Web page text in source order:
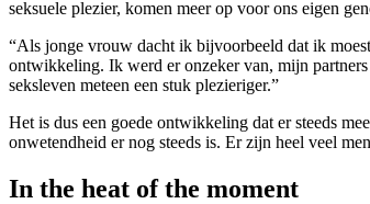
seksuele plezier, komen meer op voor ons eigen
“Als jonge vrouw dacht ik bijvoorbeeld dat ik
ontwikkeling. Ik werd er onzeker van, mijn
seksleven meteen een stuk plezieriger.”
Het is dus een goede ontwikkeling dat er steeds
onwetendheid er nog steeds is. Er zijn heel veel
In the heat of the moment